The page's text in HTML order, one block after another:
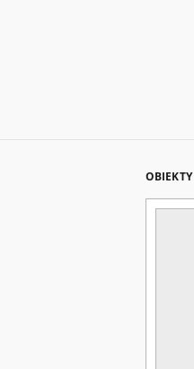
OBIEKTY